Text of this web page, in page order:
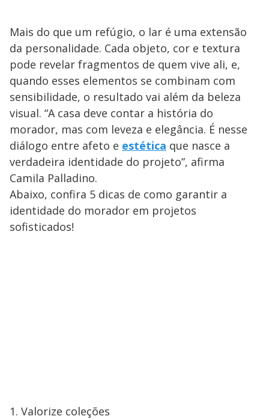
Mais do que um refúgio, o lar é uma extensão
da personalidade. Cada objeto, cor e textura
pode revelar fragmentos de quem vive ali, e,
quando esses elementos se combinam com
sensibilidade, o resultado vai além da beleza
visual. “A casa deve contar a história do
morador, mas com leveza e elegância. É nesse
diálogo entre afeto e estética que nasce a
verdadeira identidade do projeto”, afirma
Camila Palladino.
Abaixo, confira 5 dicas de como garantir a
identidade do morador em projetos
sofisticados!
1. Valorize coleções